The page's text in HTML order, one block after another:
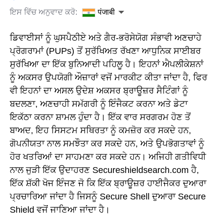
ਇਸ ਵਿੱਚ ਅਨੁਵਾਦ ਕਰੋ:
पंजाबी
ਡਿਵਾਈਸਾਂ ਨੂੰ ਘੁਸਪੈਠੀਏ ਅਤੇ ਗੈਰ-ਭਰੋਸੇਯੋਗ ਸੰਭਾਵੀ ਅਣਚਾਹੇ
ਪ੍ਰੋਗਰਾਮਾਂ (PUPs) ਤੋਂ ਸੁਰੱਖਿਅਤ ਰੱਖਣਾ ਆਧੁਨਿਕ ਸਾਈਬਰ
ਸੁਰੱਖਿਆ ਦਾ ਇੱਕ ਬੁਨਿਆਦੀ ਪਹਿਲੂ ਹੈ। ਇਹਨਾਂ ਐਪਲੀਕੇਸ਼ਨਾਂ
ਨੂੰ ਅਕਸਰ ਉਪਯੋਗੀ ਔਜ਼ਾਰਾਂ ਵਜੋਂ ਮਾਰਕੀਟ ਕੀਤਾ ਜਾਂਦਾ ਹੈ, ਫਿਰ
ਵੀ ਇਹਨਾਂ ਦਾ ਅਸਲ ਉਦੇਸ਼ ਅਕਸਰ ਬ੍ਰਾਊਜ਼ਰ ਸੈਟਿੰਗਾਂ ਨੂੰ
ਬਦਲਣਾ, ਅਣਚਾਹੀ ਸਮੱਗਰੀ ਨੂੰ ਇੰਜੈਕਟ ਕਰਨਾ ਅਤੇ ਡੇਟਾ
ਇਕੱਠਾ ਕਰਨਾ ਸ਼ਾਮਲ ਹੁੰਦਾ ਹੈ। ਇੱਕ ਵਾਰ ਸਰਗਰਮ ਹੋਣ ਤੋਂ
ਬਾਅਦ, ਇਹ ਸਿਸਟਮ ਸਥਿਰਤਾ ਨੂੰ ਕਮਜ਼ੋਰ ਕਰ ਸਕਦੇ ਹਨ,
ਗੋਪਨੀਯਤਾ ਨਾਲ ਸਮਝੌਤਾ ਕਰ ਸਕਦੇ ਹਨ, ਅਤੇ ਉਪਭੋਗਤਾਵਾਂ ਨੂੰ
ਹੋਰ ਖਤਰਿਆਂ ਦਾ ਸਾਹਮਣਾ ਕਰ ਸਕਦੇ ਹਨ। ਅਜਿਹੀ ਗਤੀਵਿਧੀ
ਨਾਲ ਜੁੜੀ ਇੱਕ ਉਦਾਹਰਣ Secureshieldsearch.com ਹੈ,
ਇੱਕ ਸ਼ੱਕੀ ਖੋਜ ਇੰਜਣ ਜੋ ਕਿ ਇੱਕ ਬ੍ਰਾਊਜ਼ਰ ਹਾਈਜੈਕਰ ਦੁਆਰਾ
ਪ੍ਰਚਾਰਿਆ ਜਾਂਦਾ ਹੈ ਜਿਸਨੂੰ Secure Shell ਦੁਆਰਾ Secure
Shield ਵਜੋਂ ਜਾਣਿਆ ਜਾਂਦਾ ਹੈ।